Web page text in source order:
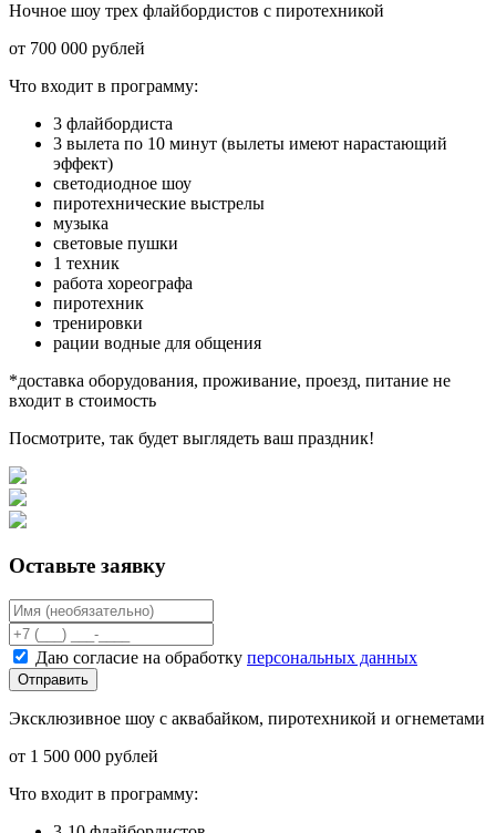
Ночное шоу трех флайбордистов с пиротехникой
от 700 000 рублей
Что входит в программу:
3 флайбордиста
3 вылета по 10 минут (вылеты имеют нарастающий
эффект)
светодиодное шоу
пиротехнические выстрелы
музыка
световые пушки
1 техник
работа хореографа
пиротехник
тренировки
рации водные для общения
*доставка оборудования, проживание, проезд, питание не
входит в стоимость
Посмотрите, так будет выглядеть ваш праздник!
Оставьте заявку
Даю согласие на обработку персональных данных
Отправить
Эксклюзивное шоу с аквабайком, пиротехникой и огнеметами
от 1 500 000 рублей
Что входит в программу: